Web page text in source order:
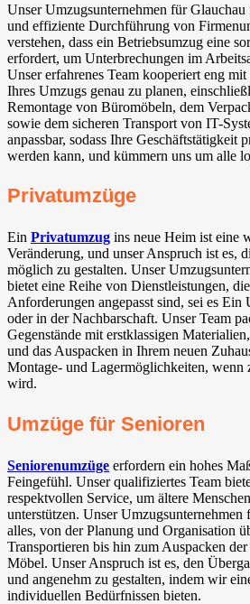
Unser Umzugsunternehmen für Glauchau
und effiziente Durchführung von
verstehen, dass ein Betriebsumzug eine
erfordert, um Unterbrechungen im
Unser erfahrenes Team kooperiert eng
Ihres Umzugs genau zu planen,
Remontage von Büromöbeln, dem
sowie dem sicheren Transport von IT-
anpassbar, sodass Ihre Geschäftstätigkeit
werden kann, und kümmern uns um alle
Privatumzüge
Ein Privatumzug ins neue Heim ist eine
Veränderung, und unser Anspruch ist es,
möglich zu gestalten. Unser
bietet eine Reihe von Dienstleistungen,
Anforderungen angepasst sind, sei es Ein
oder in der Nachbarschaft. Unser Team
Gegenstände mit erstklassigen
und das Auspacken in Ihrem neuen
Montage- und Lagermöglichkeiten, wenn
wird.
Umzüge für Senioren
Seniorenumzüge erfordern ein hohes
Feingefühl. Unser qualifiziertes Team
respektvollen Service, um ältere
unterstützen. Unser
alles, von der Planung und Organisation
Transportieren bis hin zum Auspacken
Möbel. Unser Anspruch ist es, den
und angenehm zu gestalten, indem wir
individuellen Bedürfnissen bieten.